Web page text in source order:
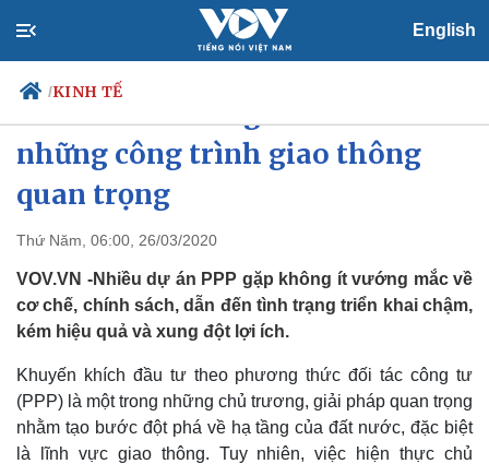
English
/KINH TẾ
Chính trị
Đảng
Quốc hội
Nhận diện sự thật
Giáo dục
Dấu ấn VOV
Việc làm
những công trình giao thông
quan trọng
Thứ Năm, 06:00, 26/03/2020
VOV.VN -Nhiều dự án PPP gặp không ít vướng mắc về
cơ chế, chính sách, dẫn đến tình trạng triển khai chậm,
kém hiệu quả và xung đột lợi ích.
Khuyến khích đầu tư theo phương thức đối tác công tư
(PPP) là một trong những chủ trương, giải pháp quan trọng
nhằm tạo bước đột phá về hạ tầng của đất nước, đặc biệt
là lĩnh vực giao thông. Tuy nhiên, việc hiện thực chủ